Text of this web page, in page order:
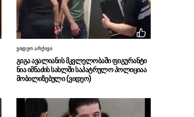
05.08 - 19:52 NBC News: პენტაგონი აშშ-ის
ახალ ბირთვულ სტრატეგიას ამზადებს
05.08 - 19:50ფინანსთა მინისტრი ლაშა
ხუციშვილი მარკ კლეიტონს და გარეთ უორდს
შეხვდა
05.08 - 19:47
პროკურატურამ ბაგა-ბაღებში,
შეტანის ფაქტებზე ორ მოქალაქეს ბრალდება
ვიდეო არქივი
გიგა ავალიანის მკვლელობაში ფიგურანტი
ნია იმნაძის სახლში საპატრულო პოლიციაა
მობილიზებული (ვიდეო)